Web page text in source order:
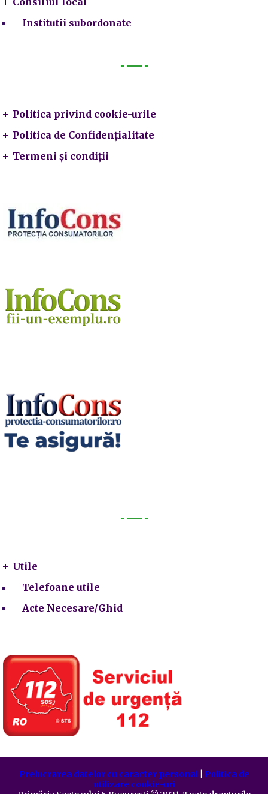
Institutii subordonate
Politica privind cookie-urile
Politica de Confidențialitate
Termeni și condiții
Utile
Telefoane utile
Acte Necesare/Ghid
Prelucrarea datelor cu caracter personal| Politica de
utilizare cookie-uri